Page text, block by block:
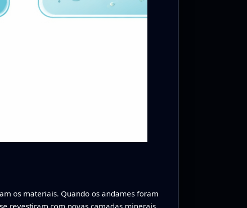
os materiais. Quando os andames foram